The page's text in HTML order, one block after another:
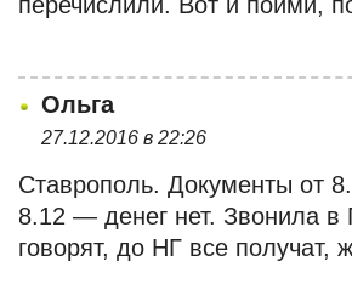
Ольга
27.12.2016 в 22:26
Ставрополь. Документы от
8.12 — денег нет. Звонила
говорят, до НГ все получат,